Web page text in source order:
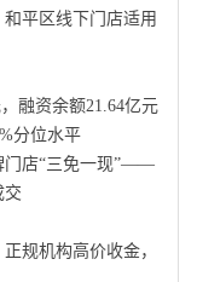
平区线下门店适用
融资余额21.64亿元
分位水平
门店“三免一现”——
交
规机构高价收金，